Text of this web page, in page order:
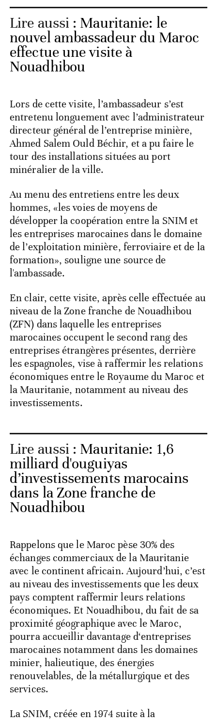
Lire aussi : Mauritanie: le
nouvel ambassadeur du Maroc
effectue une visite à
Nouadhibou
Lors de cette visite, l’ambassadeur s’est
entretenu longuement avec l’administrateur
directeur général de l’entreprise minière,
Ahmed Salem Ould Béchir, et a pu faire le
tour des installations situées au port
minéralier de la ville.
Au menu des entretiens entre les deux
hommes, «les voies de moyens de
développer la coopération entre la SNIM et
les entreprises marocaines dans le domaine
de l’exploitation minière, ferroviaire et de la
formation», souligne une source de
l'ambassade.
En clair, cette visite, après celle effectuée au
niveau de la Zone franche de Nouadhibou
(ZFN) dans laquelle les entreprises
marocaines occupent le second rang des
entreprises étrangères présentes, derrière
les espagnoles, vise à raffermir les relations
économiques entre le Royaume du Maroc et
la Mauritanie, notamment au niveau des
investissements.
Lire aussi : Mauritanie: 1,6
milliard d'ouguiyas
d’investissements marocains
dans la Zone franche de
Nouadhibou
Rappelons que le Maroc pèse 30% des
échanges commerciaux de la Mauritanie
avec le continent africain. Aujourd’hui, c’est
au niveau des investissements que les deux
pays comptent raffermir leurs relations
économiques. Et Nouadhibou, du fait de sa
proximité géographique avec le Maroc,
pourra accueillir davantage d‘entreprises
marocaines notamment dans les domaines
minier, halieutique, des énergies
renouvelables, de la métallurgique et des
services.
La SNIM, créée en 1974 suite à la